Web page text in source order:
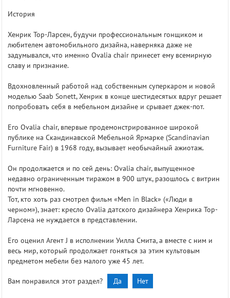
История
Хенрик Тор-Ларсен, будучи профессиональным гонщиком и
любителем автомобильного дизайна, наверняка даже не
задумывался, что именно Ovalia chair принесет ему всемирную
славу и признание.
Вдохновленный работой над собственным суперкаром и новой
моделью Saab Sonett, Хенрик в конце шестидесятых вдруг решает
попробовать себя в мебельном дизайне и срывает джек-пот.
Его Ovalia chair, впервые продемонстрированное широкой
публике на Скандинавской Мебельной Ярмарке (Scandinavian
Furniture Fair) в 1968 году, вызывает необычайный ажиотаж.
Он продолжается и по сей день: Ovalia chair, выпущенное
недавно ограниченным тиражом в 900 штук, разошлось с витрин
почти мгновенно.
Тот, кто хоть раз смотрел фильм «Men in Black» («Люди в
черном»), знает: кресло Ovalia датского дизайнера Хенрика Тор-
Ларсена не нуждается в представлении.
Его оценил Агент J в исполнении Уилла Смита, а вместе с ним и
весь мир, который продолжает гоняться за этим культовым
предметом мебели без малого уже 45 лет.
Вам понравился этот раздел? Да Нет